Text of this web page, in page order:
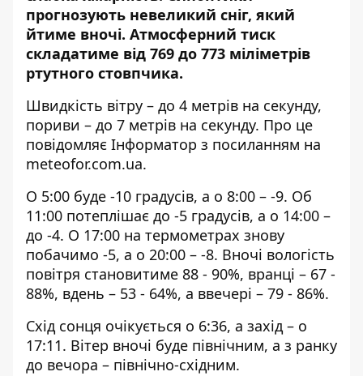
прогнозують невеликий сніг, який
йтиме вночі. Атмосферний тиск
складатиме від 769 до 773 міліметрів
ртутного стовпчика.
Швидкість вітру – до 4 метрів на секунду,
пориви – до 7 метрів на секунду. Про це
повідомляє Інформатор з посиланням на
meteofor.com.ua.
О 5:00 буде -10 градусів, а о 8:00 – -9. Об
11:00 потеплішає до -5 градусів, а о 14:00 –
до -4. О 17:00 на термометрах знову
побачимо -5, а о 20:00 – -8. Вночі вологість
повітря становитиме 88 - 90%, вранці – 67 -
88%, вдень – 53 - 64%, а ввечері – 79 - 86%.
Схід сонця очікується о 6:36, а захід – о
17:11. Вітер вночі буде північним, а з ранку
до вечора – північно-східним.